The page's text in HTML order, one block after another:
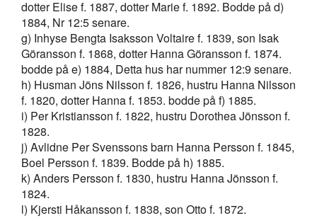
dotter Elise f. 1887, dotter Marie f. 1892. Bodde på d)
1884, Nr 12:5 senare.
g) Inhyse Bengta Isaksson Voltaire f. 1839, son Isak
Göransson f. 1868, dotter Hanna Göransson f. 1874.
bodde på e) 1884, Detta hus har nummer 12:9 senare.
h) Husman Jöns Nilsson f. 1826, hustru Hanna Nilsson
f. 1820, dotter Hanna f. 1853. bodde på f) 1885.
i) Per Kristiansson f. 1822, hustru Dorothea Jönsson f.
1828.
j) Avlidne Per Svenssons barn Hanna Persson f. 1845,
Boel Persson f. 1839. Bodde på h) 1885.
k) Anders Persson f. 1830, hustru Hanna Jönsson f.
1824.
l) Kjersti Håkansson f. 1838, son Otto f. 1872.